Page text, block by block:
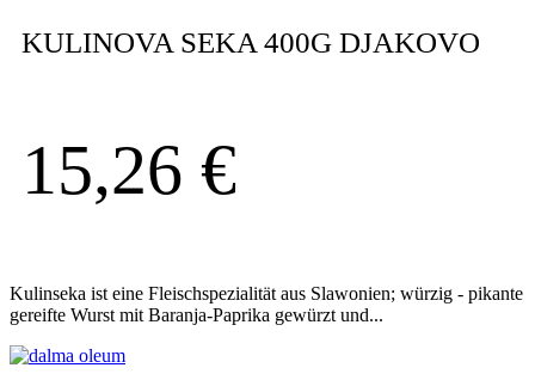
KULINOVA SEKA 400G DJAKOVO
15,26 €
Kulinseka ist eine Fleischspezialität aus Slawonien; würzig - pikante
gereifte Wurst mit Baranja-Paprika gewürzt und...